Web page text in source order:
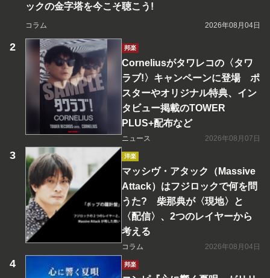
ックの金字塔を今こそ聴こう!
コラム 2026年08月04日
邦楽
Corneliusがタワレコの〈タワ
ラブ!〉キャンペーンに登場 ポ
スターやオリジナル特典、イン
タビュー掲載のTOWER
PLUS+配布など
ニュース 2026年08月07日
洋楽
マッシヴ・アタック（Massive
Attack）はフジロックで何を問
うた? 柴那典が〈現地〉と
〈配信〉、2つのレイヤーから
考える
コラム 2026年08月04日
邦楽